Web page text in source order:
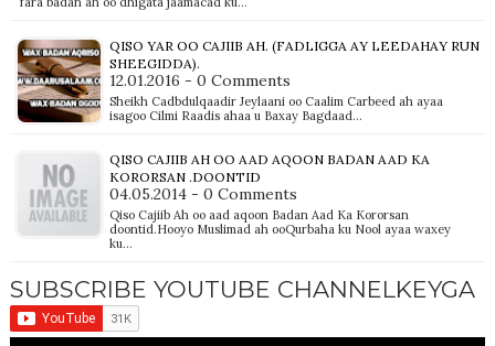
QISO YAR OO CAJIIB AH. (FADLIGGA AY LEEDAHAY RUN
SHEEGIDDA).
12.01.2016 - 0 Comments
Sheikh Cadbdulqaadir Jeylaani oo Caalim Carbeed ah ayaa
isagoo Cilmi Raadis ahaa u Baxay Bagdaad…
QISO CAJIIB AH OO AAD AQOON BADAN AAD KA
KORORSAN .DOONTID
04.05.2014 - 0 Comments
Qiso Cajiib Ah oo aad aqoon Badan Aad Ka Kororsan
doontid.Hooyo Muslimad ah ooQurbaha ku Nool ayaa waxey
ku…
SUBSCRIBE YOUTUBE CHANNELKEYGA